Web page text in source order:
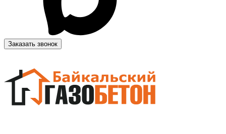
Заказать звонок